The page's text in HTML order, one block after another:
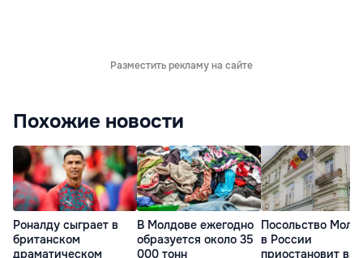
Разместить рекламу на сайте
Похожие новости
Роналду сыграет в
британском
драматическом
В Молдове ежегодно
образуется около 35
000 тонн
Посольство
в России
приостановит